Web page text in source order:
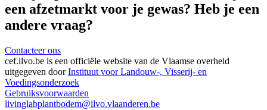
een afzetmarkt voor je gewas? Heb je een
andere vraag?
Contacteer ons
cef.ilvo.be is een officiële website van de Vlaamse overheid
uitgegeven doorInstituut voor Landouw-, Visserij- en
Voedingsonderzoek
Gebruiksvoorwaarden
livinglabplantbodem@ilvo.vlaanderen.be